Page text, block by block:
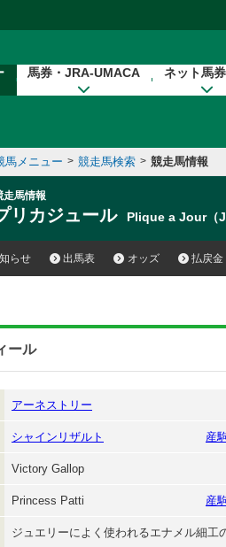
馬券・JRA-UMACA ネット馬
馬メニュー > 競走馬検索 > 競走馬情報
走馬情報
リカジュール Plique a Jour（
らせ 出馬表 オッズ 払戻金
ール
アーネストリー
シャインリザルト 産
Victory Gallop
Princess Patti 産
ジュエリーによく使われるエナメル細工